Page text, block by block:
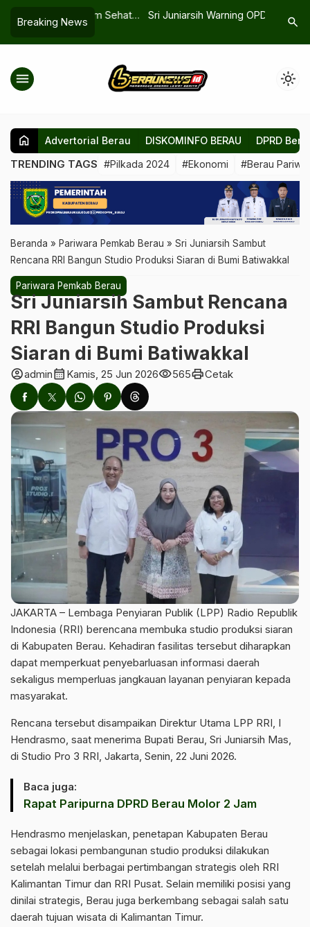
Breaking News
Sri Juniarsih Warning OPD: Jangan
Tari di
Belajar
search
menu light_mode
home Advertorial Berau DISKOMINFO BERAU DPRD
TRENDING TAGS #Pilkada 2024 #Ekonomi #Berau
Beranda » Pariwara Pemkab Berau » Sri Juniarsih Sambut
Rencana RRI Bangun Studio Produksi Siaran di Bumi Batiwakkal
Pariwara Pemkab Berau
Sri Juniarsih Sambut Rencana
RRI Bangun Studio Produksi
Siaran di Bumi Batiwakkal
account_circleadmincalendar_month Kamis, 25 Jun 2026visibility565printCetak
JAKARTA – Lembaga Penyiaran Publik (LPP) Radio Republik
Indonesia (RRI) berencana membuka studio produksi siaran
di Kabupaten Berau. Kehadiran fasilitas tersebut diharapkan
dapat memperkuat penyebarluasan informasi daerah
sekaligus memperluas jangkauan layanan penyiaran kepada
masyarakat.
Rencana tersebut disampaikan Direktur Utama LPP RRI, I
Hendrasmo, saat menerima Bupati Berau, Sri Juniarsih Mas,
di Studio Pro 3 RRI, Jakarta, Senin, 22 Juni 2026.
Baca juga:
Rapat Paripurna DPRD Berau Molor 2 Jam
Hendrasmo menjelaskan, penetapan Kabupaten Berau
sebagai lokasi pembangunan studio produksi dilakukan
setelah melalui berbagai pertimbangan strategis oleh RRI
Kalimantan Timur dan RRI Pusat. Selain memiliki posisi yang
dinilai strategis, Berau juga berkembang sebagai salah satu
daerah tujuan wisata di Kalimantan Timur.